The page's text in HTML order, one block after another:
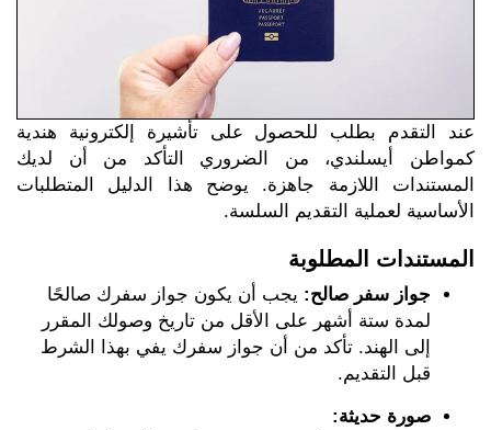
عند التقدم بطلب للحصول على تأشيرة إلكترونية هندية
كمواطن أيسلندي، من الضروري التأكد من أن لديك
المستندات اللازمة جاهزة. يوضح هذا الدليل المتطلبات
الأساسية لعملية التقديم السلسة.
المستندات المطلوبة
جواز سفر صالح: يجب أن يكون جواز سفرك صالحًا
لمدة ستة أشهر على الأقل من تاريخ وصولك المقرر
إلى الهند. تأكد من أن جواز سفرك يفي بهذا الشرط
قبل التقديم.
صورة حديثة: